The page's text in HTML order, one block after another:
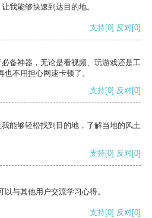
我能够快速到达目的地。
支持[0] 反对[0]
备神器，无论是看视频、玩游戏还是工
不用担心网速卡顿了。
支持[0] 反对[0]
能够轻松找到目的地，了解当地的风土
支持[0] 反对[0]
与其他用户交流学习心得。
支持[0] 反对[0]